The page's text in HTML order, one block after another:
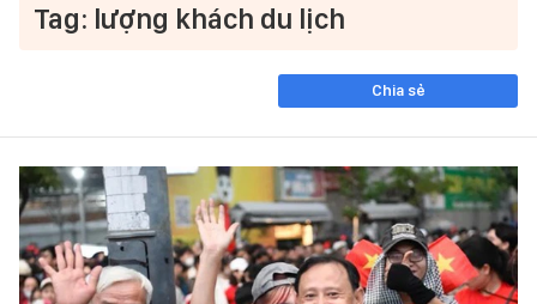
Tag: lượng khách du lịch
Chia sẻ